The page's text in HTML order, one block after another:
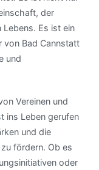
der
Es ist ein
von Bad Cannstatt
und
Vereinen und
ins Leben gerufen
und die
fördern. Ob es
oder